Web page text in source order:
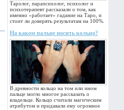
Таролог, парапсихолог, психолог и
психотерапевт рассказали о том, как
именно «работает» гадание на Таро, и
стоит ли доверять результатам на 100%.
На каком пальце носить кольцо?
В древности кольцо на том или ином
пальце могло многое рассказать о
владельце. Кольцо считали магическим
атрибутом и придавали ему огромное